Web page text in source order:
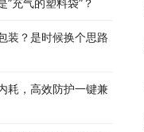
”充气的塑料袋”？
装？是时候换个思路
耗，高效防护一键兼